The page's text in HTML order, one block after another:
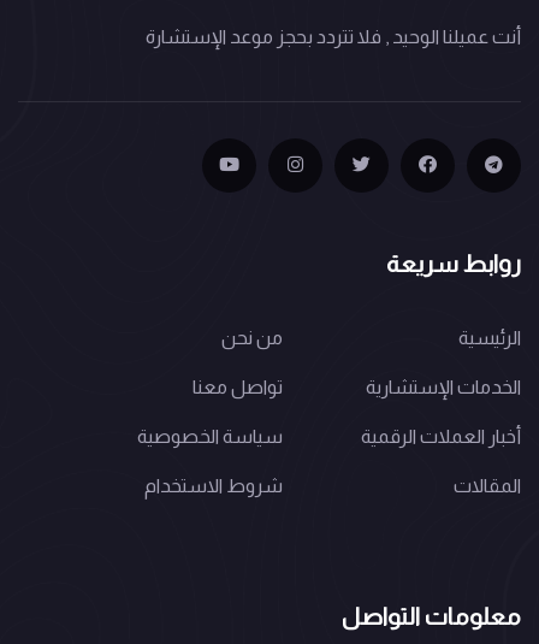
أنت عميلنا الوحيد , فلا تتردد بحجز موعد الإستشارة
روابط سريعة
الرئيسية
الخدمات الإستشارية
أخبار العملات الرقمية
المقالات
من نحن
تواصل معنا
سياسة الخصوصية
شروط الاستخدام
معلومات التواصل